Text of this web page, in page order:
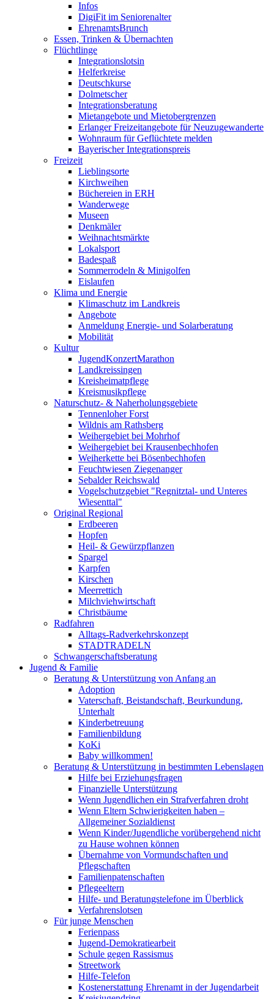
Infos
DigiFit im Seniorenalter
EhrenamtsBrunch
Essen, Trinken & Übernachten
Flüchtlinge
Integrationslotsin
Helferkreise
Deutschkurse
Dolmetscher
Integrationsberatung
Mietangebote und Mietobergrenzen
Erlanger Freizeitangebote für Neuzugewanderte
Wohnraum für Geflüchtete melden
Bayerischer Integrationspreis
Freizeit
Lieblingsorte
Kirchweihen
Büchereien in ERH
Wanderwege
Museen
Denkmäler
Weihnachtsmärkte
Lokalsport
Badespaß
Sommerrodeln & Minigolfen
Eislaufen
Klima und Energie
Klimaschutz im Landkreis
Angebote
Anmeldung Energie- und Solarberatung
Mobilität
Kultur
JugendKonzertMarathon
Landkreissingen
Kreisheimatpflege
Kreismusikpflege
Naturschutz- & Naherholungsgebiete
Tennenloher Forst
Wildnis am Rathsberg
Weihergebiet bei Mohrhof
Weihergebiet bei Krausenbechhofen
Weiherkette bei Bösenbechhofen
Feuchtwiesen Ziegenanger
Sebalder Reichswald
Vogelschutzgebiet "Regnitztal- und Unteres
Wiesenttal"
Original Regional
Erdbeeren
Hopfen
Heil- & Gewürzpflanzen
Spargel
Karpfen
Kirschen
Meerrettich
Milchviehwirtschaft
Christbäume
Radfahren
Alltags-Radverkehrskonzept
STADTRADELN
Schwangerschaftsberatung
Jugend & Familie
Beratung & Unterstützung von Anfang an
Adoption
Vaterschaft, Beistandschaft, Beurkundung,
Unterhalt
Kinderbetreuung
Familienbildung
KoKi
Baby willkommen!
Beratung & Unterstützung in bestimmten Lebenslagen
Hilfe bei Erziehungsfragen
Finanzielle Unterstützung
Wenn Jugendlichen ein Strafverfahren droht
Wenn Eltern Schwierigkeiten haben –
Allgemeiner Sozialdienst
Wenn Kinder/Jugendliche vorübergehend nicht
zu Hause wohnen können
Übernahme von Vormundschaften und
Pflegschaften
Familienpatenschaften
Pflegeeltern
Hilfe- und Beratungstelefone im Überblick
Verfahrenslotsen
Für junge Menschen
Ferienpass
Jugend-Demokratiearbeit
Schule gegen Rassismus
Streetwork
Hilfe-Telefon
Kostenerstattung Ehrenamt in der Jugendarbeit